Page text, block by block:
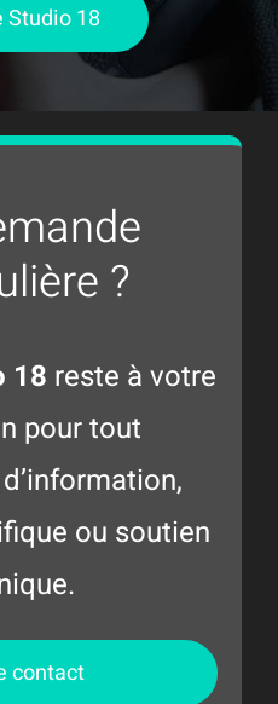
Studio 18
?
18 reste à votre
pour tout
ou soutien
contact